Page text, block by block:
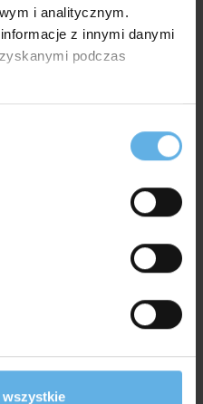
i analitycznym.
z innymi danymi
podczas
wszystkie
tego